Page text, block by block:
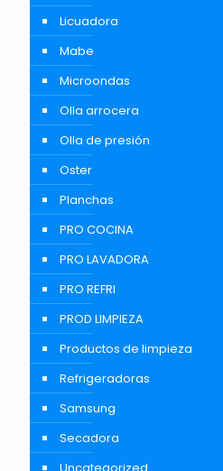
Licuadora
Mabe
Microondas
Olla arrocera
Olla de presión
Oster
Planchas
PRO COCINA
PRO LAVADORA
PRO REFRI
PROD LIMPIEZA
Productos de limpieza
Refrigeradoras
Samsung
Secadora